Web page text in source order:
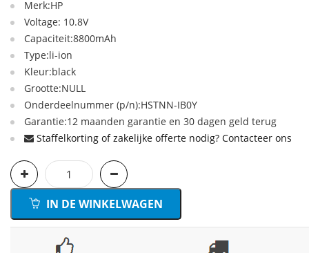
Merk:HP
Voltage: 10.8V
Capaciteit:8800mAh
Type:li-ion
Kleur:black
Grootte:NULL
Onderdeelnummer (p/n):HSTNN-IB0Y
Garantie:12 maanden garantie en 30 dagen geld terug
Staffelkorting of zakelijke offerte nodig? Contacteer ons
IN DE WINKELWAGEN